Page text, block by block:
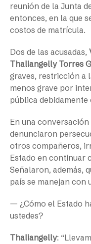
reunión de la Junta
entonces, en la que
costos de matrícula.
Dos de las acusadas,
Thaliangelly Torres
graves, restricción a
menos grave por
pública debidamente
En una conversación
denunciaron
otros compañeros,
Estado en continuar
Señalaron, además,
país se manejan con
— ¿Cómo el Estado
ustedes?
Thaliangelly: